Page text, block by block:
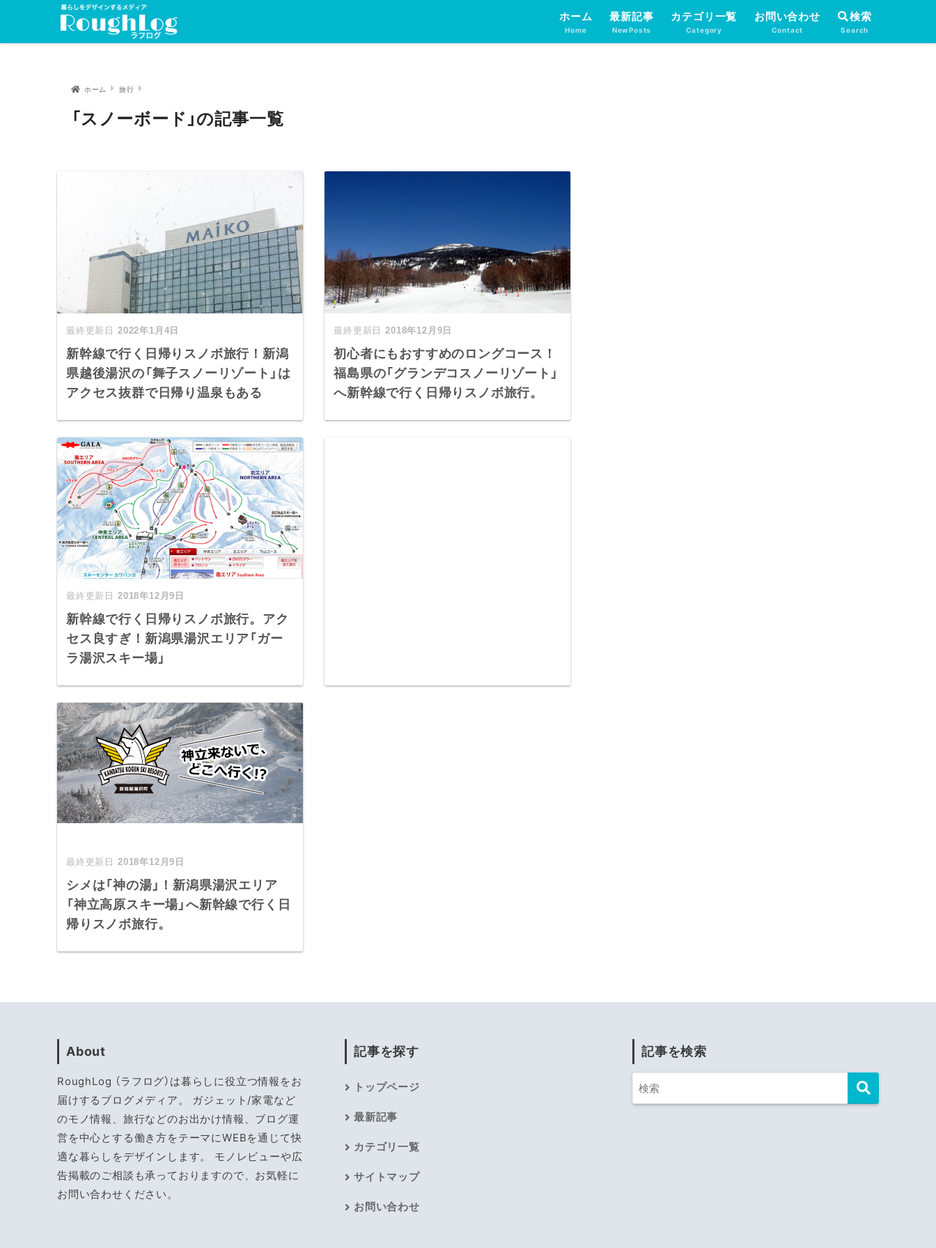
ホーム
Home
最新記事
NewPosts
カテゴリ一覧
Category
お問い合わせ
Contact Search
検索
ホーム 旅行
「スノーボード」の記事一覧
2022年1月4日
新幹線で行く日帰りスノボ旅行！新潟
県越後湯沢の「舞子スノーリゾート」は
アクセス抜群で日帰り温泉もある
2018年12月9日
初心者にもおすすめのロングコース！
福島県の「グランデコスノーリゾート」
へ新幹線で行く日帰りスノボ旅行。
2018年12月9日
新幹線で行く日帰りスノボ旅行。アク
セス良すぎ！新潟県湯沢エリア「ガー
ラ湯沢スキー場」
2018年12月9日
シメは「神の湯」！新潟県湯沢エリア
「神立高原スキー場」へ新幹線で行く日
帰りスノボ旅行。
About
RoughLog （ラフログ）は暮らしに役立つ情報をお
届けするブログメディア。 ガジェット/家電など
のモノ情報、旅行などのお出かけ情報、ブログ運
営を中心とする働き方をテーマにWEBを通じて快
適な暮らしをデザインします。 モノレビューや広
告掲載のご相談も承っておりますので、お気軽に
お問い合わせください。
記事を探す
トップページ
最新記事
カテゴリ一覧
サイトマップ
お問い合わせ
記事を検索